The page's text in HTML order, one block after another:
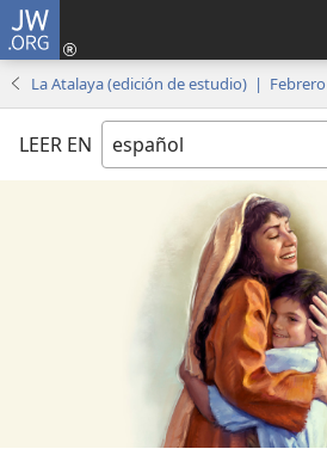
JW.ORG
LEER EN